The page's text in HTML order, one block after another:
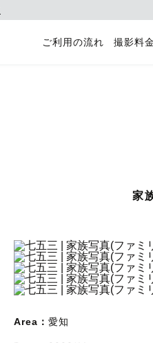
ご利用の流れ 撮影料
家
Area： 愛知